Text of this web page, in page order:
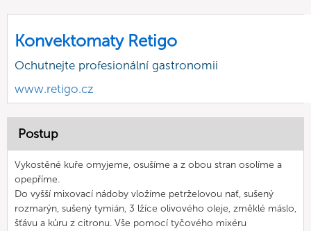
Konvektomaty Retigo
Ochutnejte profesionální gastronomii
www.retigo.cz
Postup
Vykostěné kuře omyjeme, osušíme a z obou stran osolíme a
opepříme.
Do vyšší mixovací nádoby vložíme petrželovou nať, sušený
rozmarýn, sušený tymián, 3 lžíce olivového oleje, změklé máslo,
šťávu a kůru z citronu. Vše pomocí tyčového mixéru